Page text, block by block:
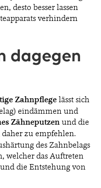
desto besser lassen
verhindern
dagegen
Zahnpflege lässt sich
eindämmen und
Zähneputzenund die
daher zu empfehlen.
des Zahnbelags
welcher das Auftreten
die Entstehung von